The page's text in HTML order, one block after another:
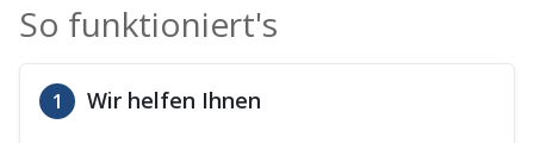
So funktioniert's
1 Wir helfen Ihnen